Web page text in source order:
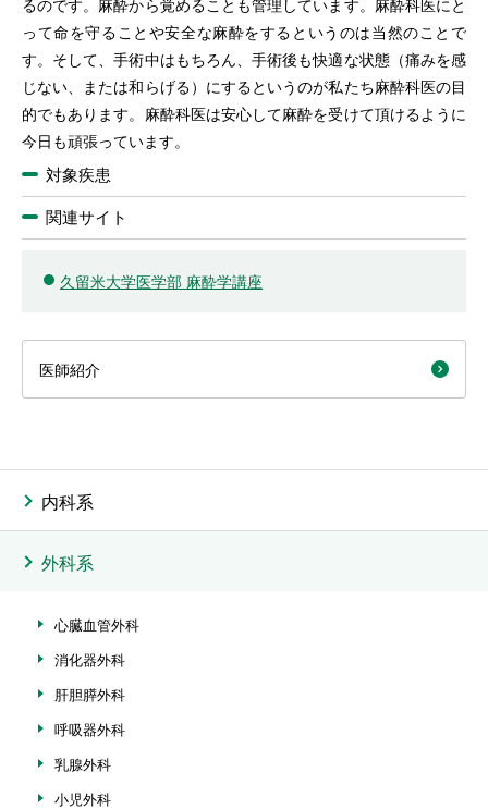
るのです。麻酔から覚めることも管理しています。麻酔科医にと
って命を守ることや安全な麻酔をするというのは当然のことで
す。そして、手術中はもちろん、手術後も快適な状態（痛みを感
じない、または和らげる）にするというのが私たち麻酔科医の目
的でもあります。麻酔科医は安心して麻酔を受けて頂けるように
今日も頑張っています。
対象疾患
関連サイト
久留米大学医学部 麻酔学講座
医師紹介
内科系
外科系
心臓血管外科
消化器外科
肝胆膵外科
呼吸器外科
乳腺外科
小児外科